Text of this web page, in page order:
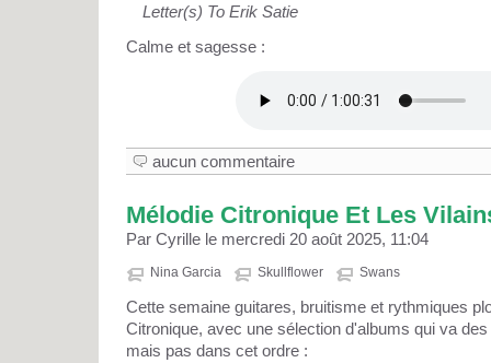
Letter(s) To Erik Satie
Calme et sagesse :
aucun commentaire
Mélodie Citronique Et Les
Par Cyrille le mercredi 20 août 2025, 11:04
Nina Garcia Skullflower Swans
Cette semaine guitares, bruitisme et rythmiques
Citronique, avec une sélection d'albums qui va
mais pas dans cet ordre :